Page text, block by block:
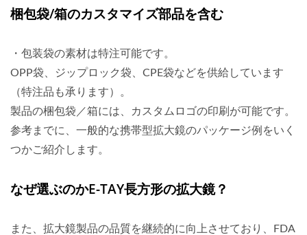
梱包袋/箱のカスタマイズ部品を含む
・包装袋の素材は特注可能です。
OPP袋、ジップロック袋、CPE袋などを供給しています
（特注品も承ります）。
製品の梱包袋／箱には、カスタムロゴの印刷が可能です。
参考までに、一般的な携帯型拡大鏡のパッケージ例をいく
つかご紹介します。
なぜ選ぶのかE-TAY長方形の拡大鏡？
また、拡大鏡製品の品質を継続的に向上させており、FDA